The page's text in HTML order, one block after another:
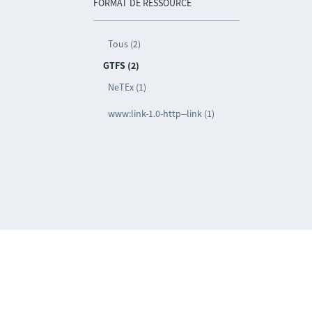
FORMAT DE RESSOURCE
Tous (2)
GTFS (2)
NeTEx (1)
www:link-1.0-http--link (1)